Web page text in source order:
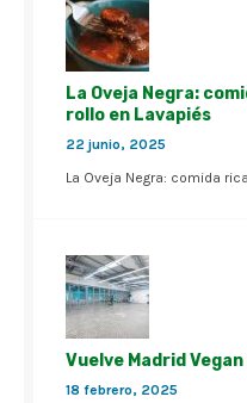
La Oveja Negra:
rollo en Lavapiés
22 junio, 2025
La Oveja Negra: comida
Vuelve Madrid
18 febrero, 2025